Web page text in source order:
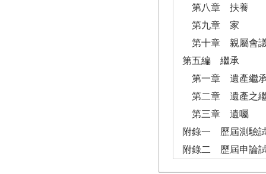
第八章 扶養
第九章 家
第十章 親屬會
第五編 繼承
第一章 遺產繼
第二章 遺產之
第三章 遺囑
附錄一 歷屆測驗
附錄二 歷屆申論